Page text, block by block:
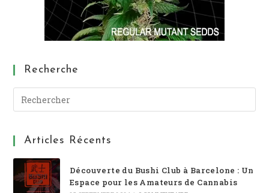
Recherche
Articles Récents
Découverte du Bushi Club à Barcelone : Un
Espace pour les Amateurs de Cannabis